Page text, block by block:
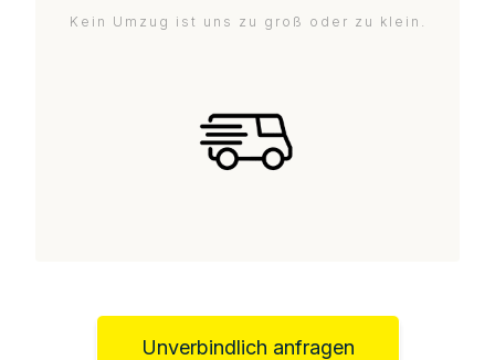
Kein Umzug ist uns zu groß oder zu klein.
Unverbindlich anfragen